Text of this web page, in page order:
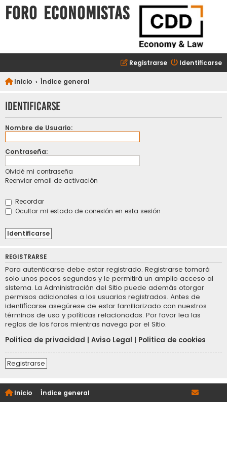
FORO ECONOMISTAS
Identificarse
Registrarse
Inicio Índice general
Identificarse
Nombre de Usuario:
Contraseña:
Olvidé mi contraseña
Reenviar email de activación
Recordar
Ocultar mi estado de conexión en esta sesión
REGISTRARSE
Para autenticarse debe estar registrado. Registrarse tomará
solo unos pocos segundos y le permitirá un amplio acceso al
sistema. La Administración del Sitio puede además otorgar
permisos adicionales a los usuarios registrados. Antes de
identificarse asegúrese de estar familiarizado con nuestros
términos de uso y políticas relacionadas. Por favor lea las
reglas de los foros mientras navega por el Sitio.
Politica de privacidad
Aviso Legal | Politica de cookies
Registrarse
Inicio Índice general